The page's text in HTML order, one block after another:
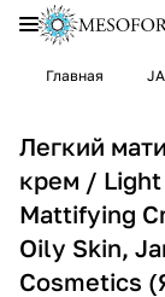
Главная
Легкий
крем / Light
Mattifying
Oily Skin,
Cosmetics